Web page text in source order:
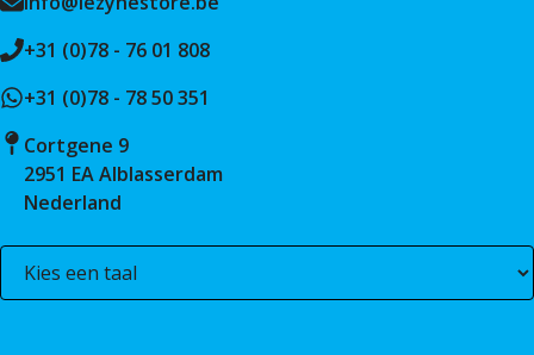
+31 (0)78 - 76 01 808
+31 (0)78 - 78 50 351
Cortgene 9
2951 EA Alblasserdam
Nederland